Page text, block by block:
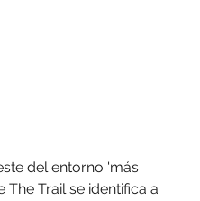
del entorno 'más
The Trail se identifica a